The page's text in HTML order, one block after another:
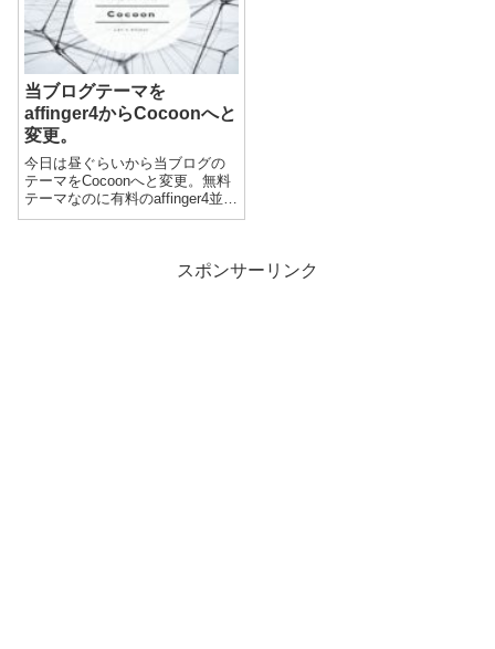
当ブログテーマを
affinger4からCocoonへと
変更。
今日は昼ぐらいから当ブログの
テーマをCocoonへと変更。無料
テーマなのに有料のaffinger4並な
テーマです。今日まで知らんか
Cocoonに合わせるために結構カスポンサーリンク